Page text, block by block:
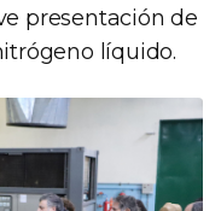
presentación de
líquido.